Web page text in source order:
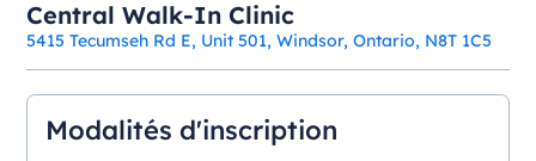
Central Walk-In Clinic
5415 Tecumseh Rd E, Unit 501, Windsor, Ontario, N8T 1C5
Modalités d'inscription